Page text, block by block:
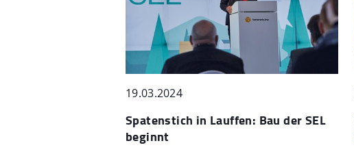
19.03.2024
Spatenstich in Lauffen: Bau der SEL
beginnt